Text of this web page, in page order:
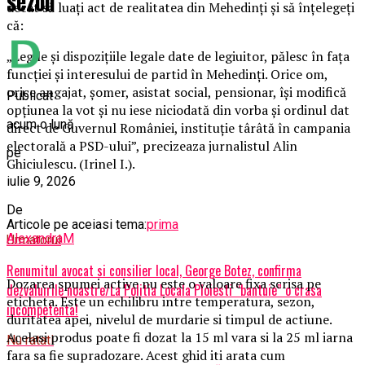
decât să luați act de realitatea din Mehedinți și să înțelegeți
că:
„Legile și dispozițiile legale date de legiuitor, pălesc în fața
funcției și interesului de partid în Mehedinți. Orice om,
orice angajat, șomer, asistat social, pensionar, își modifică
opțiunea la vot și nu iese niciodată din vorba și ordinul dat
direct de Guvernul României, instituție târâtă în campania
electorală a PSD-ului”, precizeaza jurnalistul Alin
Ghiciulescu. (Irinel I.).
Articole pe aceiasi tema:prima
Urmatorul
Renumitul avocat si consilier local, George Botez, confirma
dezvaluirile noastre/La Politia Locala Ploiesti “bantuie” o crasa
incompetenta!
Nu ratati
Publicat
acum o lună
pe
iulie 9, 2026
De
AlexandraM
Dozarea spumei active nu este o valoare fixa scrisa pe
eticheta. Este un echilibru intre temperatura, sezon,
duritatea apei, nivelul de murdarie si timpul de actiune.
Acelasi produs poate fi dozat la 15 ml vara si la 25 ml iarna
fara sa fie supradozare. Acest ghid iti arata cum